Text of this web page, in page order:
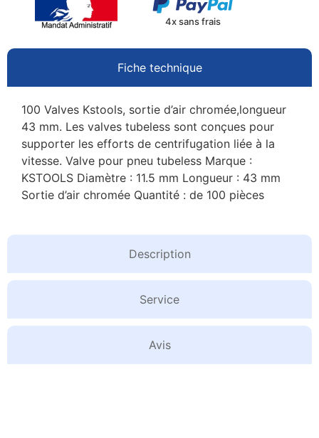
4x sans frais
Fiche technique
Description
Service
Avis
100 Valves Kstools, sortie d’air chromée,longueur
43 mm. Les valves tubeless sont conçues pour
supporter les efforts de centrifugation liée à la
vitesse. Valve pour pneu tubeless Marque :
KSTOOLS Diamètre : 11.5 mm Longueur : 43 mm
Sortie d’air chromée Quantité : de 100 pièces